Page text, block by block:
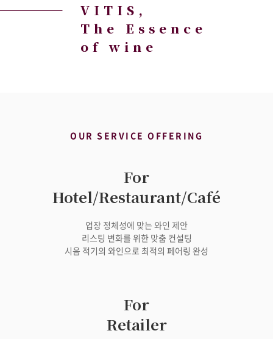
VITIS,
The Essence
of wine
OUR SERVICE OFFERING
For
Hotel/Restaurant/Café
업장 정체성에 맞는 와인 제안
리스팅 변화를 위한 맞춤 컨설팅
시음 적기의 와인으로 최적의 페어링 완성
For
Retailer